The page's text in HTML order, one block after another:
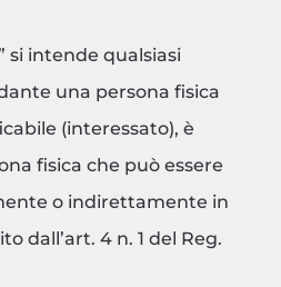
si intende qualsiasi
una persona fisica
(interessato), è
fisica che può essere
o indirettamente in
dall’art. 4 n. 1 del Reg.